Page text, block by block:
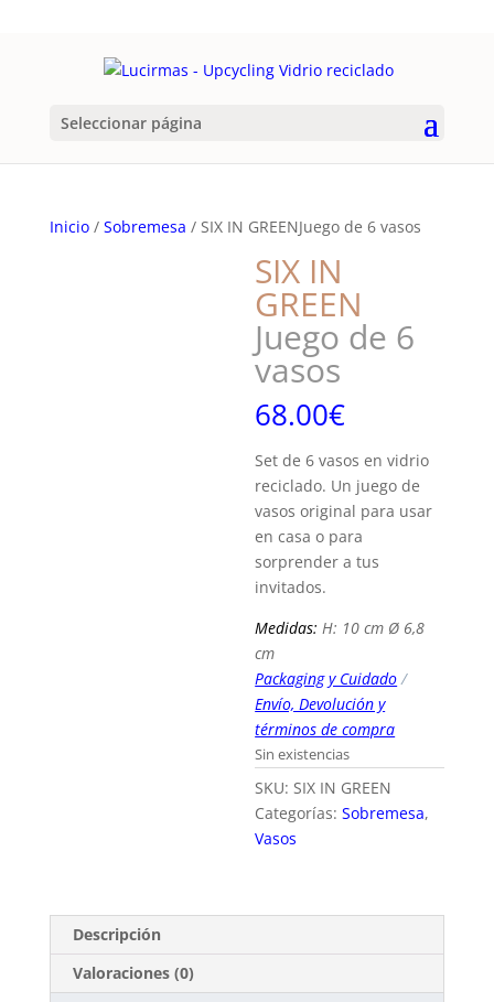
Seleccionar página
Inicio/ Sobremesa / SIX IN GREENJuego de 6 vasos
SIX IN
GREEN
Juego de 6
vasos
68.00€
Set de 6 vasos en vidrio
reciclado. Un juego de
vasos original para usar
en casa o para
sorprender a tus
invitados.
Medidas: H: 10 cm Ø 6,8
cm
Packaging y Cuidado/
Envío, Devolución y
términos de compra
Sin existencias
SKU:SIX IN GREEN
Categorías:Sobremesa,
Vasos
Descripción
Valoraciones (0)